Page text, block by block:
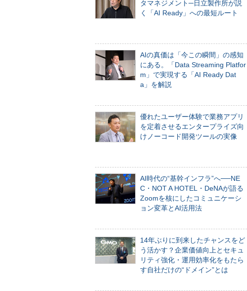
タマネジメント─日立製作所が説
く「AI Ready」への最短ルート
AIの真価は「今この瞬間」の感知
にある。「Data Streaming Platfor
m」で実現する「AI Ready Dat
a」を解説
優れたユーザー体験で業務アプリ
を定着させるエンタープライズ向
けノーコード開発ツールの実像
AI時代の“基幹インフラ”へ──NE
C・NOT A HOTEL・DeNAが語る
Zoomを核にしたコミュニケーシ
ョン変革とAI活用法
14年ぶりに到来したチャンスをど
う活かす？企業価値向上とセキュ
リティ強化・運用効率化をもたら
す自社だけの“ドメイン”とは